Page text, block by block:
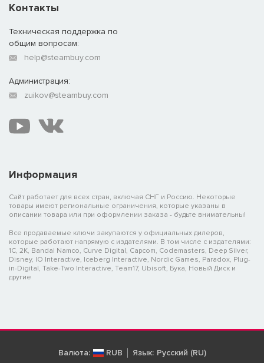
греческий манер, представляют собой внушительную силу в
бою.
• Наемные самнитские воины (италийская тяжелая пехота)
Даже среди завоеванных народов встречаются
прирожденные воины.
• Наемная кампанская конница (италийская тяжелая конница)
Информация
Сайт работает для всех стран, включая СНГ и Россию. Некоторые
товары имеют региональные ограничения, которые указаны в
описании товара или при оформлении заказа - будьте внимательны!
Все продаваемые ключи закупаются у официальных дилеров,
которые работают напрямую с издателями. В том числе с издателями:
1C, 2K, Bandai Namco, Curve Digital, Capcom, Codemasters, Deep Silver,
Disney, IO Interactive, Iceberg Interactive, Nordic Games, Paradox, Plug-
in-Digital, Take-Two Interactive, Team17, Ubisoft, Бука, Новый Диск и
другие
Контакты
Техническая поддержка по
общим вопросам:
help@steambuy.com
Администрация:
zuikov@steambuy.com
Валюта: RUB Язык: Русский (RU)